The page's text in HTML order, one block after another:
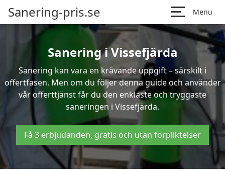
Sanering-pris.se Menu
Sanering i Vissefjärda
Sanering kan vara en krävande uppgift – särskilt i
offertfasen. Men om du följer denna guide och använder
vår offerttjänst får du den enklaste och tryggaste
saneringen i Vissefjärda.
Få 3 erbjudanden, gratis och utan förpliktelser